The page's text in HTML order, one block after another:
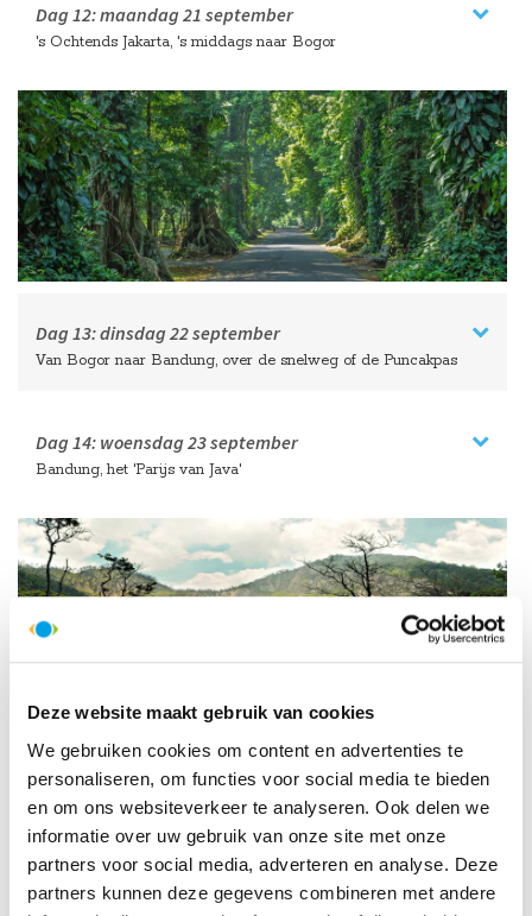
Deze website maakt gebruik van cookies
We gebruiken cookies om content en advertenties te
personaliseren, om functies voor social media te bieden
en om ons websiteverkeer te analyseren. Ook delen we
informatie over uw gebruik van onze site met onze
partners voor social media, adverteren en analyse. Deze
partners kunnen deze gegevens combineren met andere
Dag 12:maandag 21 september
's Ochtends Jakarta, 's middags naar Bogor
Dag 13:dinsdag 22 september
Van Bogor naar Bandung, over de snelweg of de Puncakpas
Dag 14: woensdag 23 september
Bandung, het 'Parijs van Java'
Dag 15:donderdag24 september
Van Bandung naar Jogjakarta; de mooiste treinreis van Indonesië.
Naar Borobudur
HelloBeautifulWorld Aanraders